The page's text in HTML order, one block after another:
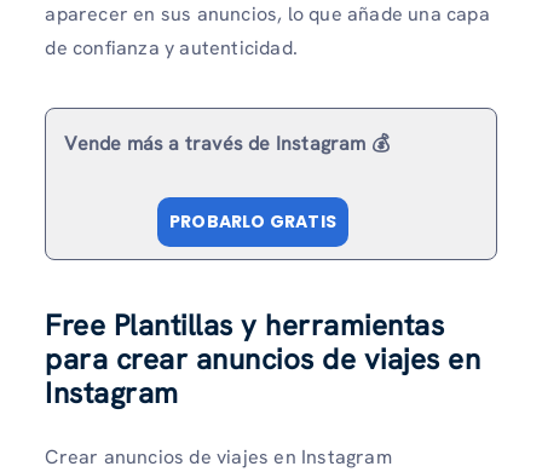
aparecer en sus anuncios, lo que añade una capa
de confianza y autenticidad.
Vende más a través de Instagram 💰
PROBARLO GRATIS
Free Plantillas y herramientas
para crear anuncios de viajes en
Instagram
Crear anuncios de viajes en Instagram